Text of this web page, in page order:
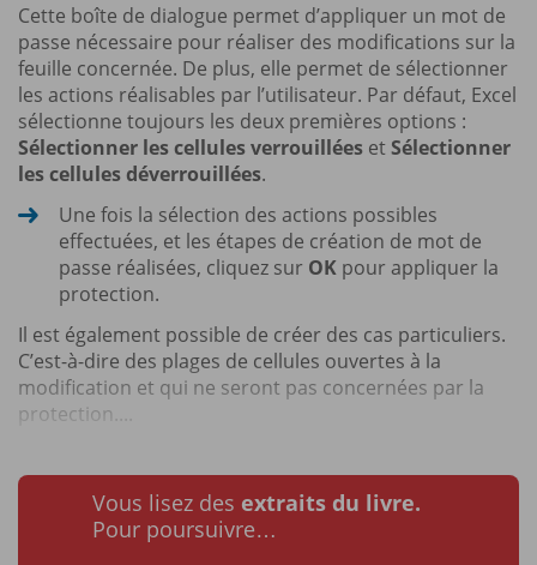
Cette boîte de dialogue permet d’appliquer un mot de
passe nécessaire pour réaliser des modifications sur la
feuille concernée. De plus, elle permet de sélectionner
les actions réalisables par l’utilisateur. Par défaut, Excel
sélectionne toujours les deux premières options :
Sélectionner les cellules verrouillées etSélectionner
les cellules déverrouillées.
Une fois la sélection des actions possibles
effectuées, et les étapes de création de mot de
passe réalisées, cliquez sur OK pour appliquer la
protection.
Il est également possible de créer des cas particuliers.
C’est-à-dire des plages de cellules ouvertes à la
modification et qui ne seront pas concernées par la
protection....
Vous lisez des extraits du livre.
Pour poursuivre…